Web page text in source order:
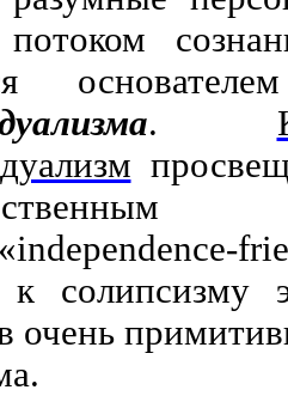
.
к солипсизму
очень